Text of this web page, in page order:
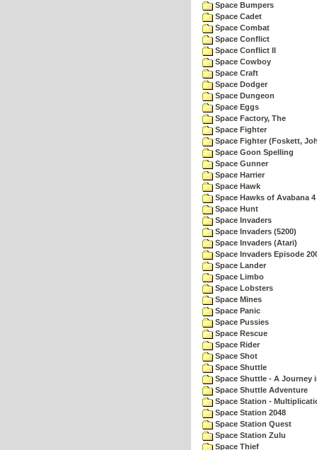
Space Bumpers
Space Cadet
Space Combat
Space Conflict
Space Conflict II
Space Cowboy
Space Craft
Space Dodger
Space Dungeon
Space Eggs
Space Factory, The
Space Fighter
Space Fighter (Foskett,
Space Goon Spelling
Space Gunner
Space Harrier
Space Hawk
Space Hawks of Avabana 4
Space Hunt
Space Invaders
Space Invaders (5200)
Space Invaders (Atari)
Space Invaders Episode
Space Lander
Space Limbo
Space Lobsters
Space Mines
Space Panic
Space Pussies
Space Rescue
Space Rider
Space Shot
Space Shuttle
Space Shuttle - A Journey
Space Shuttle Adventure
Space Station -
Space Station 2048
Space Station Quest
Space Station Zulu
Space Thief